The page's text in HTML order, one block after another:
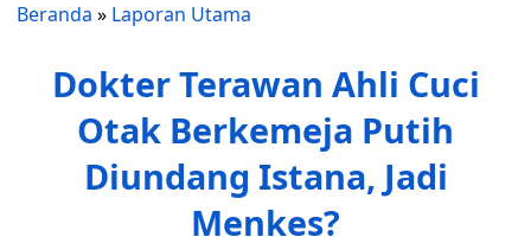
Beranda » Laporan Utama
Dokter Terawan Ahli Cuci
Otak Berkemeja Putih
Diundang Istana, Jadi
Menkes?